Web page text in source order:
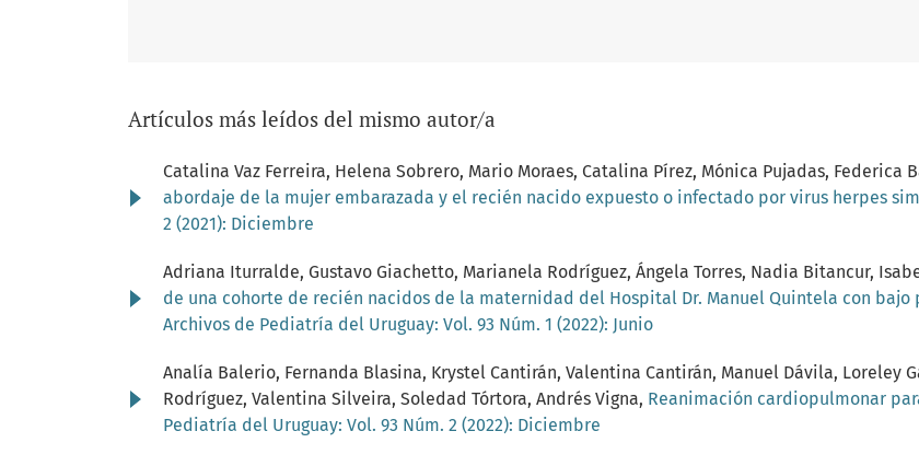
Artículos más leídos del mismo autor/a
Catalina Vaz Ferreira, Helena Sobrero, Mario Moraes, Catalina Pírez, Mónica Pujadas, Federica
abordaje de la mujer embarazada y el recién nacido expuesto o infectado por virus herpes
2 (2021): Diciembre
Adriana Iturralde, Gustavo Giachetto, Marianela Rodríguez, Ángela Torres, Nadia Bitancur,
de una cohorte de recién nacidos de la maternidad del Hospital Dr. Manuel Quintela con bajo
Archivos de Pediatría del Uruguay: Vol. 93 Núm. 1 (2022): Junio
Analía Balerio, Fernanda Blasina, Krystel Cantirán, Valentina Cantirán, Manuel Dávila, Loreley
Rodríguez, Valentina Silveira, Soledad Tórtora, Andrés Vigna, Reanimación cardiopulmonar
Pediatría del Uruguay: Vol. 93 Núm. 2 (2022): Diciembre